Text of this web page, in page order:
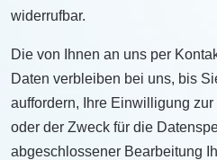
widerrufbar.
Die von Ihnen an uns per
Daten verbleiben bei uns, bis
auffordern, Ihre Einwilligung
oder der Zweck für die
abgeschlossener Bearbeitung